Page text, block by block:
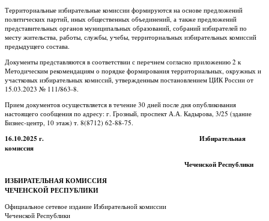
Территориальные избирательные комиссии формируются на основе предложений
политических партий, иных общественных объединений, а также предложений
представительных органов муниципальных образований, собраний избирателей по
месту жительства, работы, службы, учебы, территориальных избирательных комиссий
предыдущего состава.
Документы представляются в соответствии с перечнем согласно приложению 2 к
Методическим рекомендациям о порядке формирования территориальных, окружных и
участковых избирательных комиссий, утвержденным постановлением ЦИК России от
15.03.2023 № 111/863-8.
Прием документов осуществляется в течение 30 дней после дня опубликования
настоящего сообщения по адресу: г. Грозный, проспект А.А. Кадырова, 3/25 (здание
Бизнес-центр, 10 этаж) т. 8(8712) 62-88-75.
16.10.2025 г. Избирательная
комиссия
Чеченской Республики
ИЗБИРАТЕЛЬНАЯ КОМИССИЯ
ЧЕЧЕНСКОЙ РЕСПУБЛИКИ
Официальное сетевое издание Избирательной комиссии
Чеченской Республики